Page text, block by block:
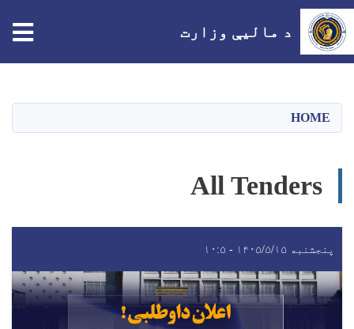
د مالیې وزارت
HOME
All Tenders
پنجشنبه ۱۴۰۵/۵/۱۵ - ۱۰:۵